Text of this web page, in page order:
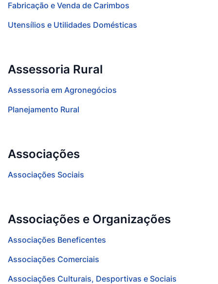
Fabricação e Venda de Carimbos
Utensílios e Utilidades Domésticas
Assessoria Rural
Assessoria em Agronegócios
Planejamento Rural
Associações
Associações Sociais
Associações e Organizações
Associações Beneficentes
Associações Comerciais
Associações Culturais, Desportivas e Sociais